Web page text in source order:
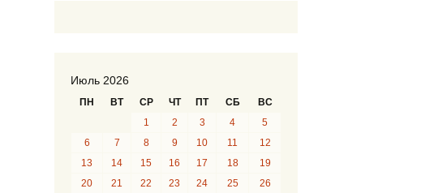
Июль 2026
ПН ВТ СР ЧТ ПТ СБ ВС
1 2 3 4
5
6
7 8 9 10 11
12
13
14 15 16 17 18
19
20
21 22 23 24 25
26